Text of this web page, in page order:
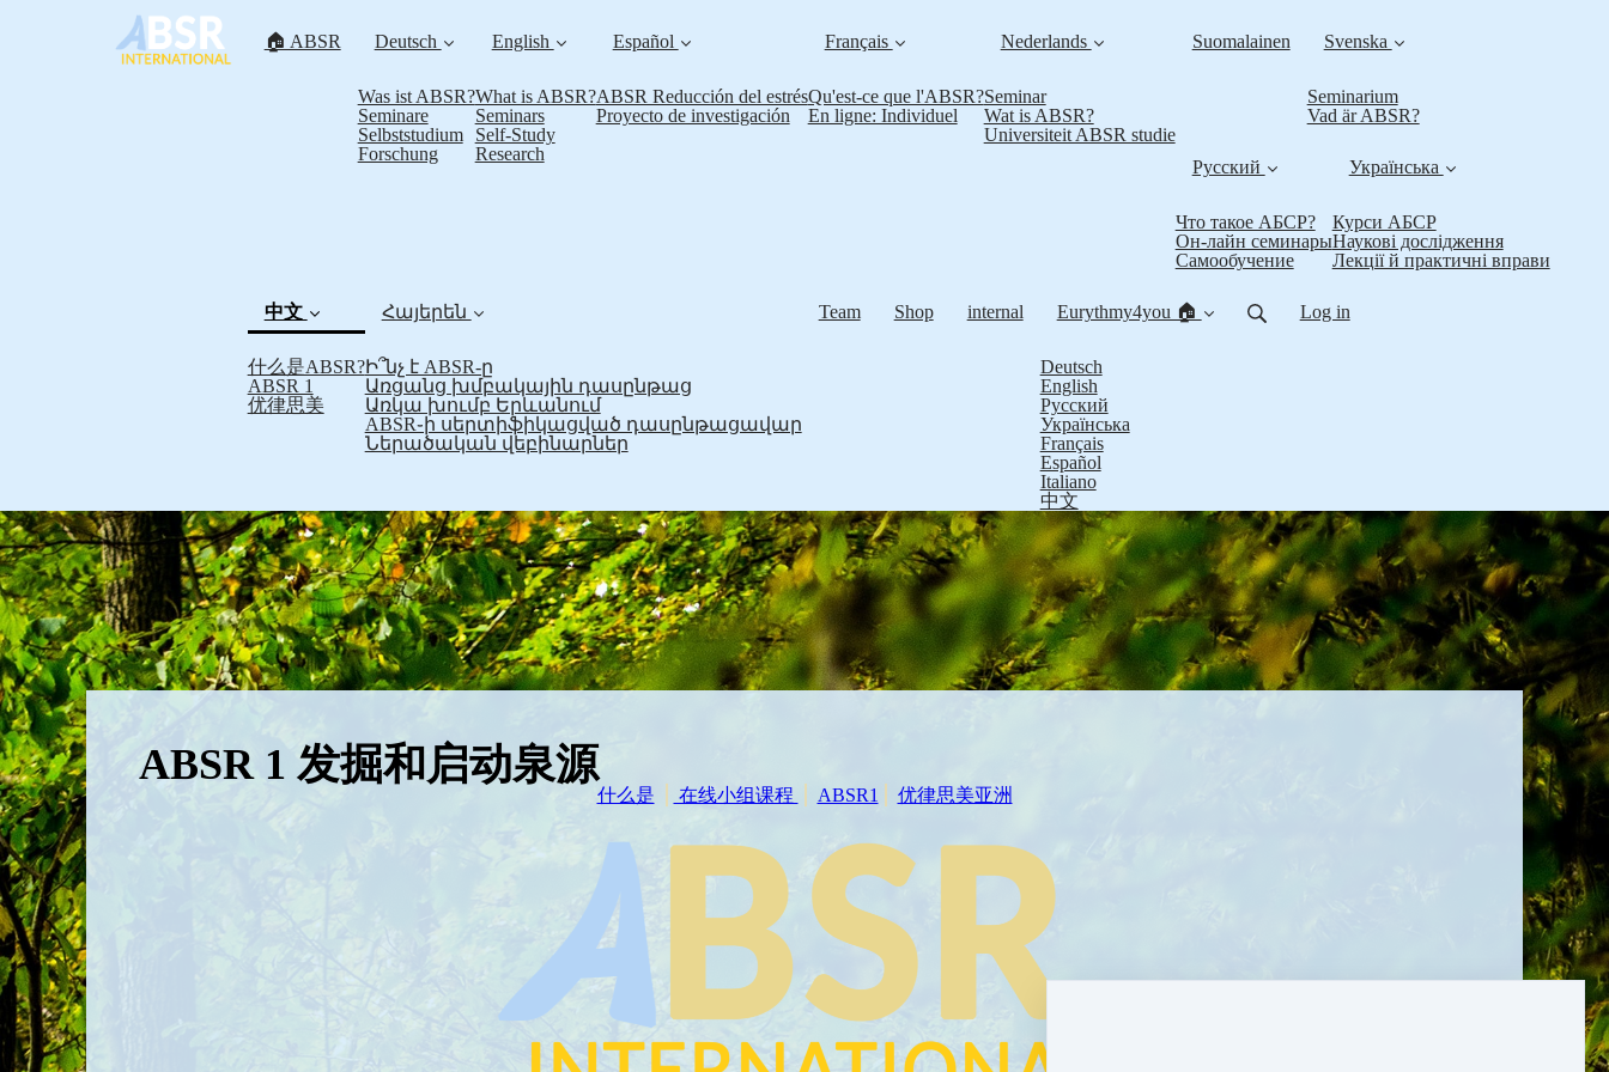
🏠 ABSR Deutsch
Was ist ABSR?
Seminare
Selbststudium
Forschung
English
What is ABSR?
Seminars
Self-Study
Research
Español
ABSR Reducción del estrés
Proyecto de investigación
Français
Qu'est-ce que l'ABSR?
En ligne: Individuel
Nederlands
Seminar
Wat is ABSR?
Universiteit ABSR studie
Suomalainen Svenska
Seminarium
Vad är ABSR?
Русский
Что такое АБСР?
Он-лайн семинары
Самообучение
Українська
Курси АБСР
Наукові дослідження
Лекції й практичні вправи
中文
什么是ABSR?
ABSR 1 (current)
优律思美
Հայերեն
Ի՞նչ է ABSR-ը
Առցանց խմբակային դասընթաց
Առկա խումբ Երևանում
ABSR֊ի սերտիֆիկացված դասընթացավար
Ներածական վեբինարներ
Team Shop internal Eurythmy4you 🏠
Deutsch
English
Русский
Українська
Français
Español
Italiano
中文
Log in
ABSR 1 发掘和启动泉源
什么是 在线小组课程 ABSR1 优律思美亚洲